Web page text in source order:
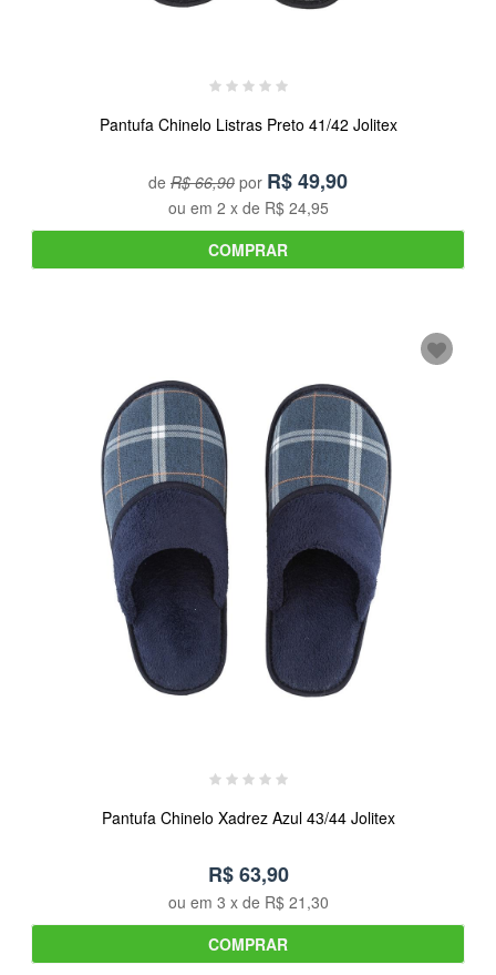
Pantufa Chinelo Listras Preto 41/42 Jolitex
de R$ 66,90 por R$49,90
ou em 2 x de R$ 24,95
COMPRAR
Pantufa Chinelo Xadrez Azul 43/44 Jolitex
R$ 63,90
ou em 3 x de R$ 21,30
COMPRAR